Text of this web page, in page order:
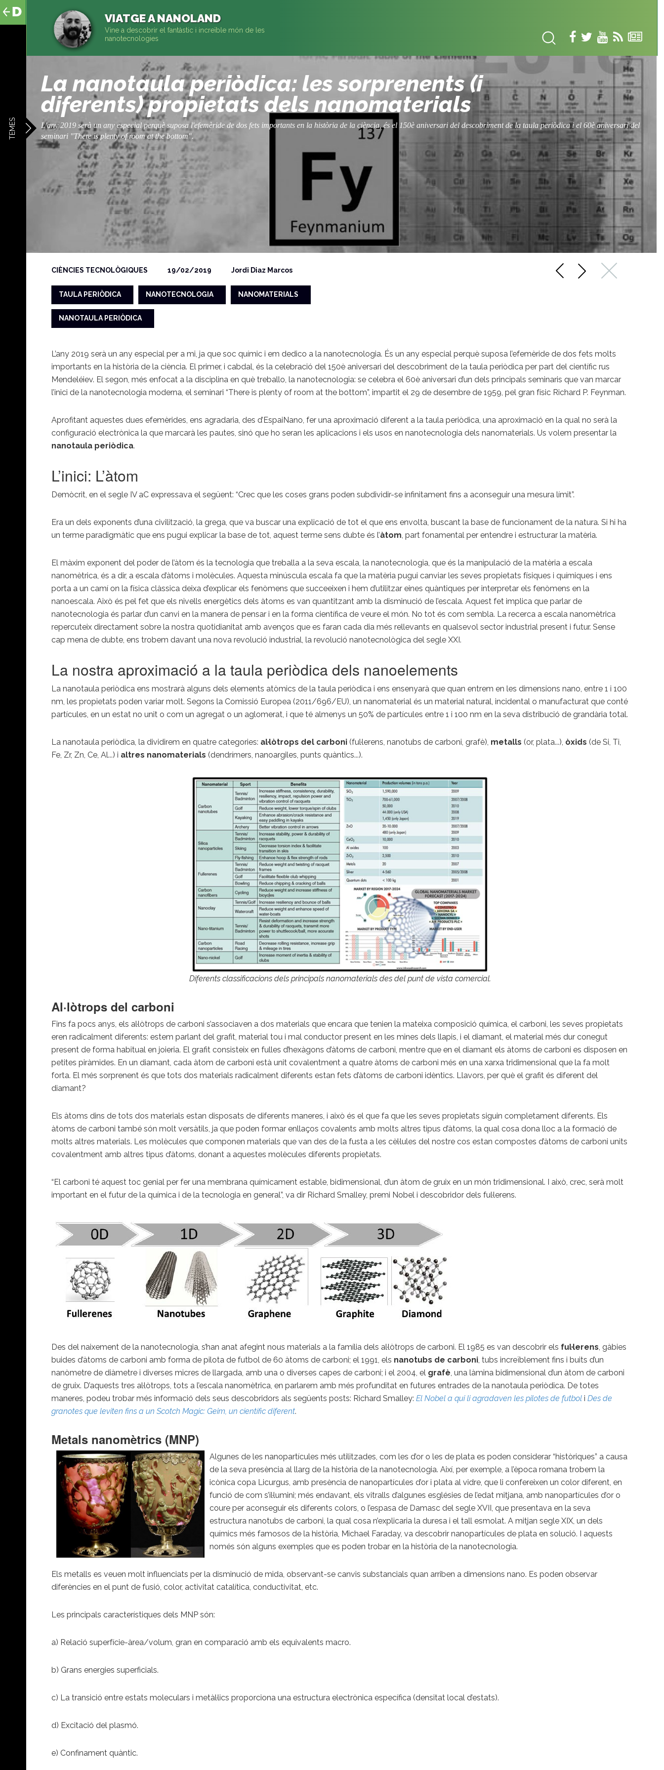
contingut
TEMES
VIATGE A NANOLAND
Vine a descobrir el fantàstic i increïble món de les
nanotecnologies
La nanotaula periòdica: les sorprenents (i
diferents) propietats dels nanomaterials
L'any 2019 serà un any especial perquè suposa l'efemèride de dos fets importants en la història de la ciència, és el 150è aniversari del descobriment de la taula periòdica i el 60è aniversari del
seminari "There is plenty of room at the bottom".
CIÈNCIES TECNOLÒGIQUES 19/02/2019 Jordi Diaz Marcos
TAULA PERIÒDICA NANOTECNOLOGIA NANOMATERIALS
NANOTAULA PERIÒDICA
L’any 2019 serà un any especial per a mi, ja que soc químic i em dedico a la nanotecnologia. És un any especial perquè suposa l’efemèride de dos fets molts
importants en la història de la ciència. El primer, i cabdal, és la celebració del 150è aniversari del descobriment de la taula periòdica per part del científic rus
Mendeléiev. El segon, més enfocat a la disciplina en què treballo, la nanotecnologia: se celebra el 60è aniversari d’un dels principals seminaris que van marcar
l’inici de la nanotecnologia moderna, el seminari “There is plenty of room at the bottom”, impartit el 29 de desembre de 1959, pel gran físic Richard P. Feynman.
Aprofitant aquestes dues efemèrides, ens agradaria, des d’EspaiNano, fer una aproximació diferent a la taula periòdica, una aproximació en la qual no serà la
configuració electrònica la que marcarà les pautes, sinó que ho seran les aplicacions i els usos en nanotecnologia dels nanomaterials. Us volem presentar la
nanotaula periòdica.
L’inici: L’àtom
Demòcrit, en el segle IV aC expressava el següent: “Crec que les coses grans poden subdividir-se infinitament fins a aconseguir una mesura límit”.
Era un dels exponents d’una civilització, la grega, que va buscar una explicació de tot el que ens envolta, buscant la base de funcionament de la natura. Si hi ha
un terme paradigmàtic que ens pugui explicar la base de tot, aquest terme sens dubte és l’àtom, part fonamental per entendre i estructurar la matèria.
El màxim exponent del poder de l’àtom és la tecnologia que treballa a la seva escala, la nanotecnologia, que és la manipulació de la matèria a escala
nanomètrica, és a dir, a escala d’àtoms i molècules. Aquesta minúscula escala fa que la matèria pugui canviar les seves propietats físiques i químiques i ens
porta a un camí on la física clàssica deixa d’explicar els fenòmens que succeeixen i hem d’utilitzar eines quàntiques per interpretar els fenòmens en la
nanoescala. Això és pel fet que els nivells energètics dels àtoms es van quantitzant amb la disminució de l’escala. Aquest fet implica que parlar de
nanotecnologia és parlar d’un canvi en la manera de pensar i en la forma científica de veure el món. No tot és com sembla. La recerca a escala nanomètrica
repercuteix directament sobre la nostra quotidianitat amb avenços que es faran cada dia més rellevants en qualsevol sector industrial present i futur. Sense
cap mena de dubte, ens trobem davant una nova revolució industrial, la revolució nanotecnològica del segle XXI.
La nostra aproximació a la taula periòdica dels nanoelements
La nanotaula periòdica ens mostrarà alguns dels elements atòmics de la taula periòdica i ens ensenyarà que quan entrem en les dimensions nano, entre 1 i 100
nm, les propietats poden variar molt. Segons la Comissió Europea (2011/696/EU), un nanomaterial és un material natural, incidental o manufacturat que conté
partícules, en un estat no unit o com un agregat o un aglomerat, i que té almenys un 50% de partícules entre 1 i 100 nm en la seva distribució de grandària total.
La nanotaula periòdica, la dividirem en quatre categories: al·lòtrops del carboni (ful·lerens, nanotubs de carboni, grafè), metalls(or, plata...), òxids (de Si, Ti,
Fe, Zr, Zn, Ce, Al...) i altres nanomaterials (dendrímers, nanoargiles, punts quàntics...).
Diferents classificacions dels principals nanomaterials des del punt de vista comercial.
Al·lòtrops del carboni
Fins fa pocs anys, els al·lòtrops de carboni s’associaven a dos materials que encara que tenien la mateixa composició química, el carboni, les seves propietats
eren radicalment diferents: estem parlant del grafit, material tou i mal conductor present en les mines dels llapis, i el diamant, el material més dur conegut
present de forma habitual en joieria. El grafit consisteix en fulles d’hexàgons d’àtoms de carboni, mentre que en el diamant els àtoms de carboni es disposen en
petites piràmides. En un diamant, cada àtom de carboni està unit covalentment a quatre àtoms de carboni més en una xarxa tridimensional que la fa molt
forta. El més sorprenent és que tots dos materials radicalment diferents estan fets d’àtoms de carboni idèntics. Llavors, per què el grafit és diferent del
diamant?
Els àtoms dins de tots dos materials estan disposats de diferents maneres, i això és el que fa que les seves propietats siguin completament diferents. Els
àtoms de carboni també són molt versàtils, ja que poden formar enllaços covalents amb molts altres tipus d’àtoms, la qual cosa dona lloc a la formació de
molts altres materials. Les molècules que componen materials que van des de la fusta a les cèl·lules del nostre cos estan compostes d’àtoms de carboni units
covalentment amb altres tipus d’àtoms, donant a aquestes molècules diferents propietats.
“El carboni té aquest toc genial per fer una membrana químicament estable, bidimensional, d’un àtom de gruix en un món tridimensional. I això, crec, serà molt
important en el futur de la química i de la tecnologia en general”, va dir Richard Smalley, premi Nobel i descobridor dels ful·lerens.
Des del naixement de la nanotecnologia, s’han anat afegint nous materials a la família dels al·lòtrops de carboni. El 1985 es van descobrir els ful·lerens , gàbies
buides d’àtoms de carboni amb forma de pilota de futbol de 60 àtoms de carboni; el 1991, els nanotubs de carboni , tubs increïblement fins i buits d’un
nanòmetre de diàmetre i diverses micres de llargada, amb una o diverses capes de carboni; i el 2004, el grafè , una làmina bidimensional d’un àtom de carboni
de gruix. D’aquests tres al·lòtrops, tots a l’escala nanomètrica, en parlarem amb més profunditat en futures entrades de la nanotaula periòdica. De totes
maneres, podeu trobar més informació dels seus descobridors als següents posts: Richard Smalley:El Nobel a qui li agradaven les pilotes de futbol iDes de
granotes que leviten fins a un Scotch Magic: Geim, un científic diferent.
Metals nanomètrics (MNP)
Algunes de les nanopartícules més utilitzades, com les d’or o les de plata es poden considerar “històriques” a causa
de la seva presència al llarg de la història de la nanotecnologia. Així, per exemple, a l’època romana trobem la
icònica copa Licurgus, amb presència de nanopartícules d’or i plata al vidre, que li confereixen un color diferent, en
funció de com s’il·lumini; més endavant, els vitralls d’algunes esglésies de l’edat mitjana, amb nanopartícules d’or o
coure per aconseguir els diferents colors, o l’espasa de Damasc del segle XVII, que presentava en la seva
estructura nanotubs de carboni, la qual cosa n’explicaria la duresa i el tall esmolat. A mitjan segle XIX, un dels
químics més famosos de la història, Michael Faraday, va descobrir nanopartícules de plata en solució. I aquests
només són alguns exemples que es poden trobar en la història de la nanotecnologia.
Els metalls es veuen molt influenciats per la disminució de mida, observant-se canvis substancials quan arriben a dimensions nano. Es poden observar
diferències en el punt de fusió, color, activitat catalítica, conductivitat, etc.
Les principals característiques dels MNP són:
a) Relació superfície-àrea/volum, gran en comparació amb els equivalents macro.
b) Grans energies superficials.
c) La transició entre estats moleculars i metàl·lics proporciona una estructura electrònica específica (densitat local d’estats).
d) Excitació del plasmó.
e) Confinament quàntic.